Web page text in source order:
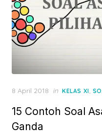
Posted
8 April 2018 in KELAS XI,
15 Contoh Soal
Ganda